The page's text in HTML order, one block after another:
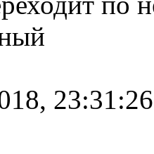
23:31:26